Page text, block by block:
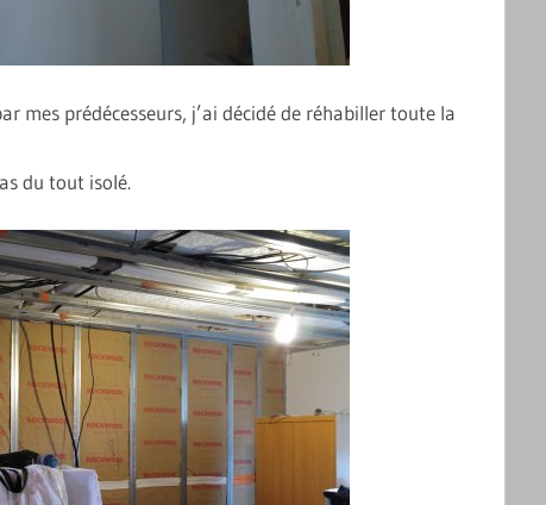
mes prédécesseurs, j’ai décidé de réhabiller toute la
du tout isolé.